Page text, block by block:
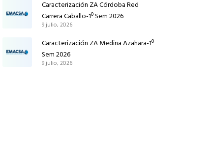
Caracterización ZA Córdoba Red
Carrera Caballo-1º Sem 2026
9 julio, 2026
Caracterización ZA Medina Azahara-1º
Sem 2026
9 julio, 2026